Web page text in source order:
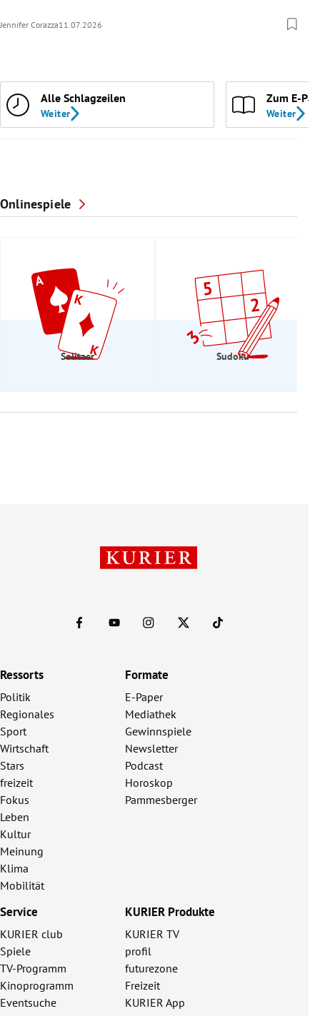
Jennifer Corazza11.07.2026
Alle Schlagzeilen
Weiter
Zum E-
Weiter
Onlinespiele
Solitaer Sudoku
Ressorts
Politik
Regionales
Sport
Wirtschaft
Stars
freizeit
Fokus
Leben
Kultur
Meinung
Klima
Mobilität
Formate
E-Paper
Mediathek
Gewinnspiele
Newsletter
Podcast
Horoskop
Pammesberger
Service
KURIER club
Spiele
TV-Programm
Kinoprogramm
Eventsuche
KURIER Produkte
KURIER TV
profil
futurezone
Freizeit
KURIER App